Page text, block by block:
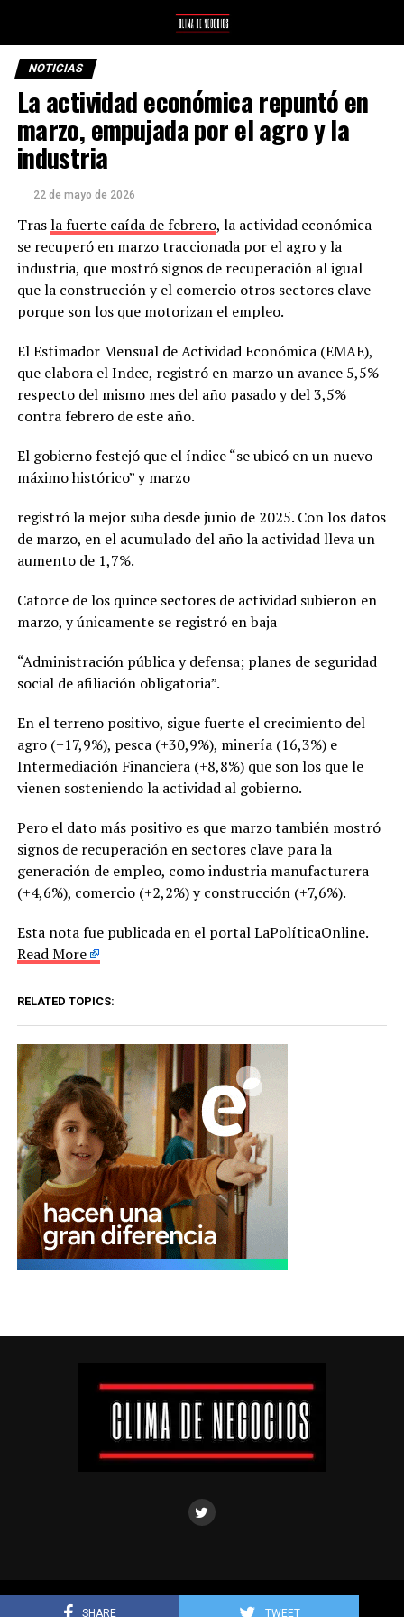
NOTICIAS
La actividad económica repuntó en
marzo, empujada por el agro y la
industria
22 de mayo de 2026
SHARE TWEET
Trasla fuerte caída de febrero, la actividad económica
se recuperó en marzo traccionada por el agro y la
industria, que mostró signos de recuperación al igual
que la construcción y el comercio otros sectores clave
porque son los que motorizan el empleo.
El Estimador Mensual de Actividad Económica (EMAE),
que elabora el Indec, registró en marzo un avance 5,5%
respecto del mismo mes del año pasado y del 3,5%
contra febrero de este año.
El gobierno festejó que el índice “se ubicó en un nuevo
máximo histórico” y marzo
registró la mejor suba desde junio de 2025. Con los datos
de marzo, en el acumulado del año la actividad lleva un
aumento de 1,7%.
Catorce de los quince sectores de actividad subieron en
marzo, y únicamente se registró en baja
“Administración pública y defensa; planes de seguridad
social de afiliación obligatoria”.
En el terreno positivo, sigue fuerte el crecimiento del
agro (+17,9%), pesca (+30,9%), minería (16,3%) e
Intermediación Financiera (+8,8%) que son los que le
vienen sosteniendo la actividad al gobierno.
Pero el dato más positivo es que marzo también mostró
signos de recuperación en sectores clave para la
generación de empleo, como industria manufacturera
(+4,6%), comercio (+2,2%) y construcción (+7,6%).
Esta nota fue publicada en el portal LaPolíticaOnline.
Read More
RELATED TOPICS:
Clima de negocios © Todos los derechos reservados.